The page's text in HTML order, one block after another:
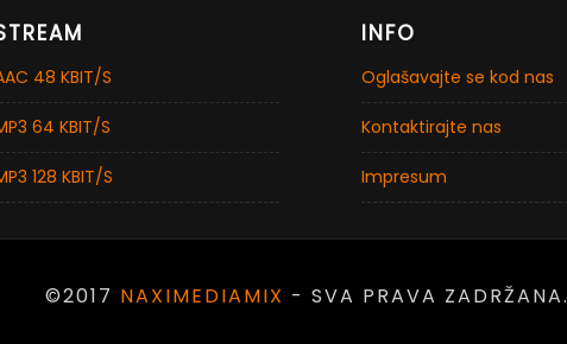
48 KBIT/S
64 KBIT/S
128 KBIT/S
INFO
Oglašavajte se kod nas
Kontaktirajte nas
Impresum
©2017 NAXIMEDIAMIX - SVA PRAVA ZADRŽANA.